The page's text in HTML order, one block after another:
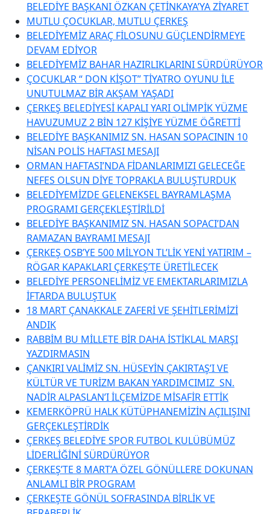
BELEDİYE BAŞKANI ÖZKAN ÇETİNKAYA’YA ZİYARET
MUTLU ÇOCUKLAR, MUTLU ÇERKEŞ
BELEDİYEMİZ ARAÇ FİLOSUNU GÜÇLENDİRMEYE
DEVAM EDİYOR
BELEDİYEMİZ BAHAR HAZIRLIKLARINI SÜRDÜRÜYOR
ÇOCUKLAR “ DON KİŞOT” TİYATRO OYUNU İLE
UNUTULMAZ BİR AKŞAM YAŞADI
ÇERKEŞ BELEDİYESİ KAPALI YARI OLİMPİK YÜZME
HAVUZUMUZ 2 BİN 127 KİŞİYE YÜZME ÖĞRETTİ
BELEDİYE BAŞKANIMIZ SN. HASAN SOPACININ 10
NİSAN POLİS HAFTASI MESAJI
ORMAN HAFTASI’NDA FİDANLARIMIZI GELECEĞE
NEFES OLSUN DİYE TOPRAKLA BULUŞTURDUK
BELEDİYEMİZDE GELENEKSEL BAYRAMLAŞMA
PROGRAMI GERÇEKLEŞTİRİLDİ
BELEDİYE BAŞKANIMIZ SN. HASAN SOPACI’DAN
RAMAZAN BAYRAMI MESAJI
ÇERKEŞ OSB’YE 500 MİLYON TL’LİK YENİ YATIRIM –
RÖGAR KAPAKLARI ÇERKEŞ’TE ÜRETİLECEK
BELEDİYE PERSONELİMİZ VE EMEKTARLARIMIZLA
İFTARDA BULUŞTUK
18 MART ÇANAKKALE ZAFERİ VE ŞEHİTLERİMİZİ
ANDIK
RABBİM BU MİLLETE BİR DAHA İSTİKLAL MARŞI
YAZDIRMASIN
ÇANKIRI VALİMİZ SN. HÜSEYİN ÇAKIRTAŞ’I VE
KÜLTÜR VE TURİZM BAKAN YARDIMCIMIZ SN.
NADİR ALPASLAN’I İLÇEMİZDE MİSAFİR ETTİK
KEMERKÖPRÜ HALK KÜTÜPHANEMİZİN AÇILIŞINI
GERÇEKLEŞTİRDİK
ÇERKEŞ BELEDİYE SPOR FUTBOL KULÜBÜMÜZ
LİDERLİĞİNİ SÜRDÜRÜYOR
ÇERKEŞ’TE 8 MART’A ÖZEL GÖNÜLLERE DOKUNAN
ANLAMLI BİR PROGRAM
ÇERKEŞTE GÖNÜL SOFRASINDA BİRLİK VE